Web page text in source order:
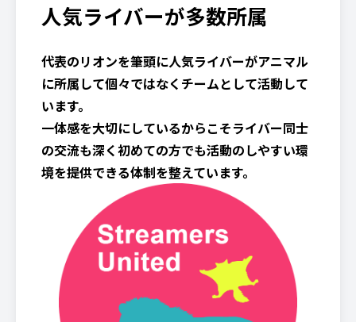
人気ライバーが多数所属
代表のリオンを筆頭に人気ライバーがアニマル
に所属して個々ではなくチームとして活動して
います。
一体感を大切にしているからこそライバー同士
の交流も深く初めての方でも活動のしやすい環
境を提供できる体制を整えています。